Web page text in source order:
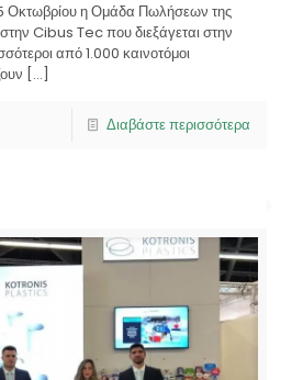
Οκτωβρίου η Ομάδα Πωλήσεων της
στην Cibus Tec που διεξάγεται στην
από 1.000 καινοτόμοι
[…]
Διαβάστε περισσότερα